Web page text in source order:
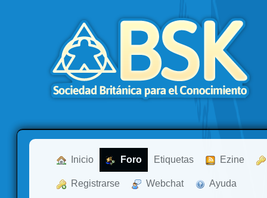
Inicio Foro Etiquetas Ezine
Registrarse Webchat Ayuda